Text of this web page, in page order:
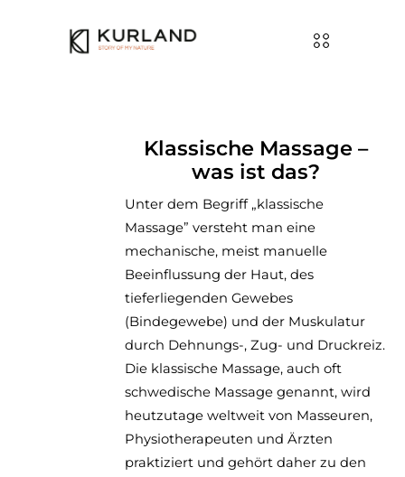
Klassische Massage –
was ist das?
Unter dem Begriff „klassische
Massage” versteht man eine
mechanische, meist manuelle
Beeinflussung der Haut, des
tieferliegenden Gewebes
(Bindegewebe) und der Muskulatur
durch Dehnungs-, Zug- und Druckreiz.
Die klassische Massage, auch oft
schwedische Massage genannt, wird
heutzutage weltweit von Masseuren,
Physiotherapeuten und Ärzten
praktiziert und gehört daher zu den